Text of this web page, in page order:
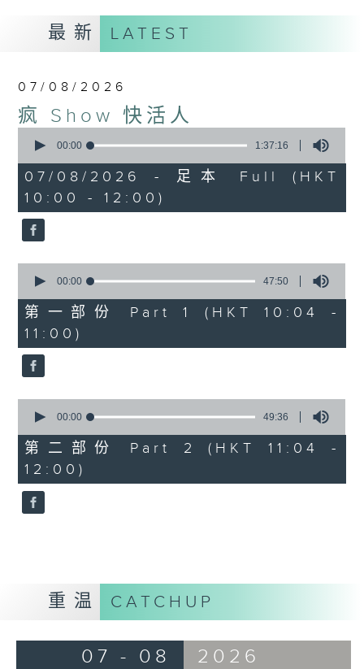
最新 LATEST
07/08/2026
疯 Show 快活人
seconds
1
hour,
37
minutes,
16
seconds
00:00 1:37:16
07/08/2026 - 足本 Full (HKT
10:00 - 12:00)
seconds
47
minutes,
50
seconds
00:00 47:50
第一部份 Part 1 (HKT 10:04 -
11:00)
seconds
49
minutes,
36
seconds
00:00 49:36
第二部份 Part 2 (HKT 11:04 -
12:00)
重温 CATCHUP
07 - 08 2026